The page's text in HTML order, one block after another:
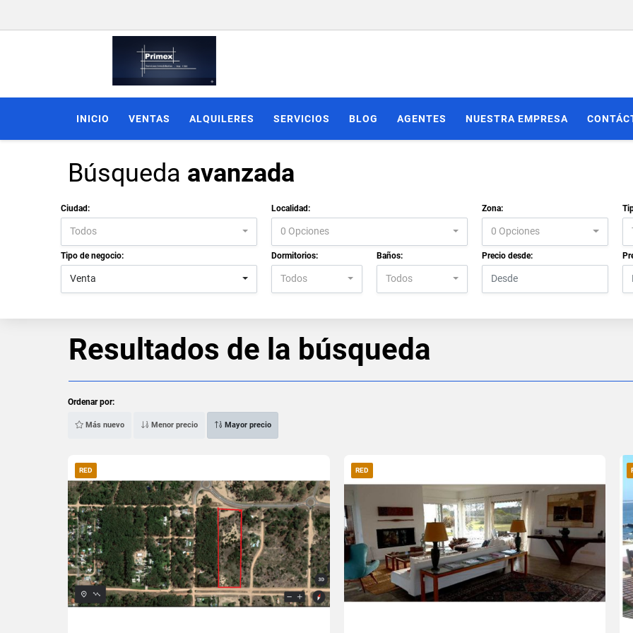
INICIO VENTAS ALQUILERES SERVICIOS BLOG AGENTES NUESTRA EMPRESA
Búsqueda avanzada
Ciudad:
Todos
Localidad:
0 Opciones
Zona:
0 Opciones
Tipo de negocio:
Venta
Dormitorios:
Todos
Baños:
Todos
Precio desde:
Resultados de la búsqueda
Ordenar por:
Más nuevo Menor precio Mayor precio
RED RED